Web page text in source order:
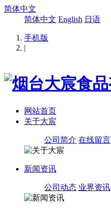
简体中文
简体中文 English 日语
手机版
|
网站首页
关于大宸
公司简介 在线留言
新闻资讯
公司动态 业界资讯